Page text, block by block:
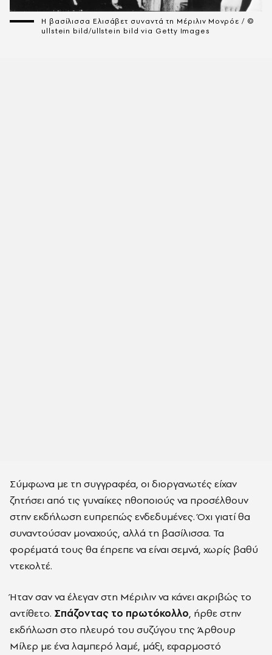
Η βασίλισσα Ελισάβετ συναντά τη Μέριλιν Μονρόε / ©
ullstein bild/ullstein bild via Getty Images
Σύμφωνα με τη συγγραφέα, οι διοργανωτές είχαν
ζητήσει από τις γυναίκες ηθοποιούς να προσέλθουν
στην εκδήλωση ευπρεπώς ενδεδυμένες. Όχι γιατί θα
συναντούσαν μοναχούς, αλλά τη βασίλισσα. Τα
φορέματά τους θα έπρεπε να είναι σεμνά, χωρίς βαθύ
ντεκολτέ.
Ήταν σαν να έλεγαν στη Μέριλιν να κάνει ακριβώς το
αντίθετο. Σπάζοντας το πρωτόκολλο, ήρθε στην
εκδήλωση στο πλευρό του συζύγου της Άρθουρ
Μίλερ με ένα λαμπερό λαμέ, μάξι, εφαρμοστό